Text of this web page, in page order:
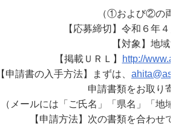
（①および②の両方
【応募締切】令和６年４月
【対象】地域活
【掲載ＵＲＬ】
http://
【申請書の入手方法】まずは、
申請書類をお取り寄せ
（メールには「ご氏名」「県名」「地域
【申請方法】次の書類を合わせて